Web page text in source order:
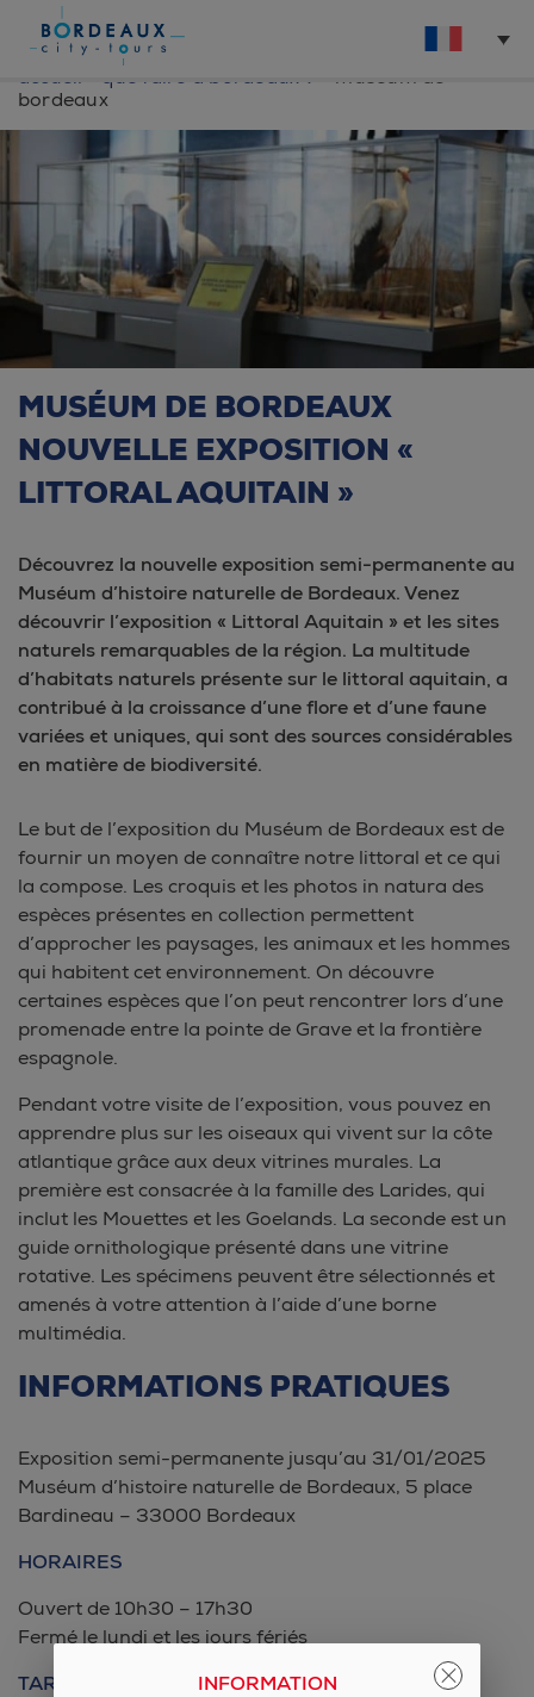
accueil que faire à bordeaux ?
museum de
bordeaux
MUSÉUM DE BORDEAUX
NOUVELLE EXPOSITION «
LITTORAL AQUITAIN »
Découvrez la nouvelle exposition semi-permanente au
Muséum d’histoire naturelle de Bordeaux. Venez
découvrir l’exposition « Littoral Aquitain » et les sites
naturels remarquables de la région. La multitude
d’habitats naturels présente sur le littoral aquitain, a
contribué à la croissance d’une flore et d’une faune
variées et uniques, qui sont des sources considérables
en matière de biodiversité.
Le but de l’exposition du Muséum de Bordeaux est de
fournir un moyen de connaître notre littoral et ce qui
la compose. Les croquis et les photos in natura des
espèces présentes en collection permettent
d’approcher les paysages, les animaux et les hommes
qui habitent cet environnement. On découvre
certaines espèces que l’on peut rencontrer lors d’une
promenade entre la pointe de Grave et la frontière
espagnole.
Pendant votre visite de l’exposition, vous pouvez en
apprendre plus sur les oiseaux qui vivent sur la côte
atlantique grâce aux deux vitrines murales. La
première est consacrée à la famille des Larides, qui
inclut les Mouettes et les Goelands. La seconde est un
guide ornithologique présenté dans une vitrine
rotative. Les spécimens peuvent être sélectionnés et
amenés à votre attention à l’aide d’une borne
multimédia.
INFORMATIONS PRATIQUES
Exposition semi-permanente jusqu’au 31/01/2025
Muséum d’histoire naturelle de Bordeaux, 5 place
Bardineau – 33000 Bordeaux
HORAIRES
Ouvert de 10h30 – 17h30
Fermé le lundi et les jours fériés
TARIFS INFORMATION